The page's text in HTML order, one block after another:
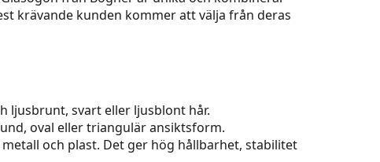
krävande kunden kommer att välja från deras
ljusbrunt, svart eller ljusblont hår.
oval eller triangulär ansiktsform.
och plast. Det ger hög hållbarhet, stabilitet